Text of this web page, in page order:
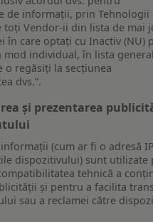
de informații, prin Tehnologii
toți Vendor-ii din lista de mai
în care optați cu Inactiv (NU)
mod individual, în lista
o regăsiți la secțiunea
dvs.”.
și prezentarea
(cum ar fi o adresă
dispozitivului) sunt utilizate
tehnică a
și pentru a facilita
sau a reclamei către